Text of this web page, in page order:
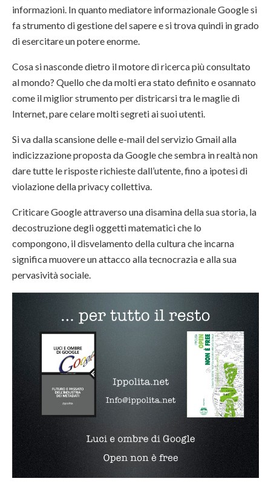
informazioni. In quanto mediatore informazionale Google si
fa strumento di gestione del sapere e si trova quindi in grado
di esercitare un potere enorme.
Cosa si nasconde dietro il motore di ricerca più consultato
al mondo? Quello che da molti era stato definito e osannato
come il miglior strumento per districarsi tra le maglie di
Internet, pare celare molti segreti ai suoi utenti.
Si va dalla scansione delle e-mail del servizio Gmail alla
indicizzazione proposta da Google che sembra in realtà non
dare tutte le risposte richieste dall’utente, fino a ipotesi di
violazione della privacy collettiva.
Criticare Google attraverso una disamina della sua storia, la
decostruzione degli oggetti matematici che lo
compongono, il disvelamento della cultura che incarna
significa muovere un attacco alla tecnocrazia e alla sua
pervasività sociale.